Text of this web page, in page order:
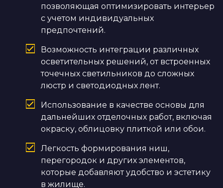
позволяющая оптимизировать интерьер
с учетом индивидуальных
предпочтений.
Возможность интеграции различных
осветительных решений, от встроенных
точечных светильников до сложных
люстр и светодиодных лент.
Использование в качестве основы для
дальнейших отделочных работ, включая
окраску, облицовку плиткой или обои.
Легкость формирования ниш,
перегородок и других элементов,
которые добавляют удобство и эстетику
в жилище.